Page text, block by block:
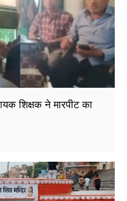
शिक्षक ने मारपीट का